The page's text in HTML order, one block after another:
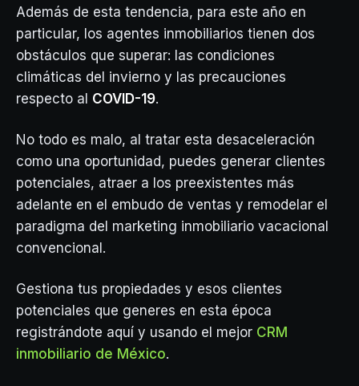
Además de esta tendencia, para este año en
particular, los agentes inmobiliarios tienen dos
obstáculos que superar: las condiciones
climáticas del invierno y las precauciones
respecto al COVID-19.
No todo es malo, al tratar esta desaceleración
como una oportunidad, puedes generar clientes
potenciales, atraer a los preexistentes más
adelante en el embudo de ventas y remodelar el
paradigma del marketing inmobiliario vacacional
convencional.
Gestiona tus propiedades y esos clientes
potenciales que generes en esta época
registrándote aquí y usando el mejor CRM
inmobiliario de México.